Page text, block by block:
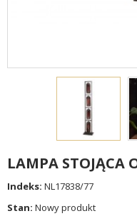
LAMPA STOJĄCA
Indeks: NL17838/77
Stan: Nowy produkt